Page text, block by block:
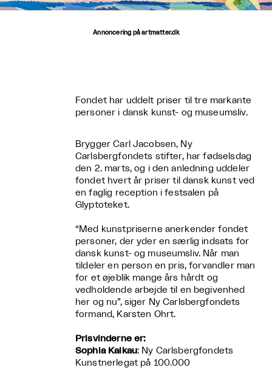
Annoncering på artmatter.dk
Fondet har uddelt priser til tre markante
personer i dansk kunst- og museumsliv.
Brygger Carl Jacobsen, Ny
Carlsbergfondets stifter, har fødselsdag
den 2. marts, og i den anledning uddeler
fondet hvert år priser til dansk kunst ved
en faglig reception i festsalen på
Glyptoteket.
“Med kunstpriserne anerkender fondet
personer, der yder en særlig indsats for
dansk kunst- og museumsliv. Når man
tildeler en person en pris, forvandler man
for et øjeblik mange års hårdt og
vedholdende arbejde til en begivenhed
her og nu”, siger Ny Carlsbergfondets
formand, Karsten Ohrt.
Prisvinderne er:
Sophia Kalkau: Ny Carlsbergfondets
Kunstnerlegat på 100.000